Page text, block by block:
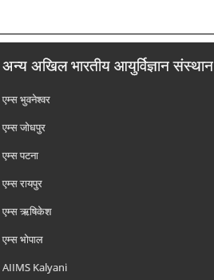
अन्य अखिल भारतीय आयुर्विज्ञान संस्थान
एम्‍स भुवनेश्वर
एम्‍स जोधपुर
एम्‍स पटना
एम्‍स रायपुर
एम्‍स ऋषिकेश
एम्‍स भोपाल
AIIMS Kalyani